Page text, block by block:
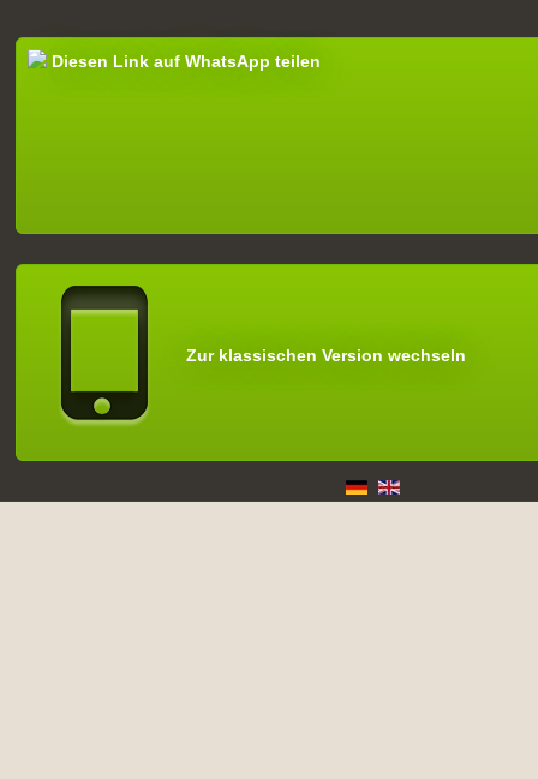
Diesen Link auf WhatsApp teilen
Zur klassischen Version wechseln